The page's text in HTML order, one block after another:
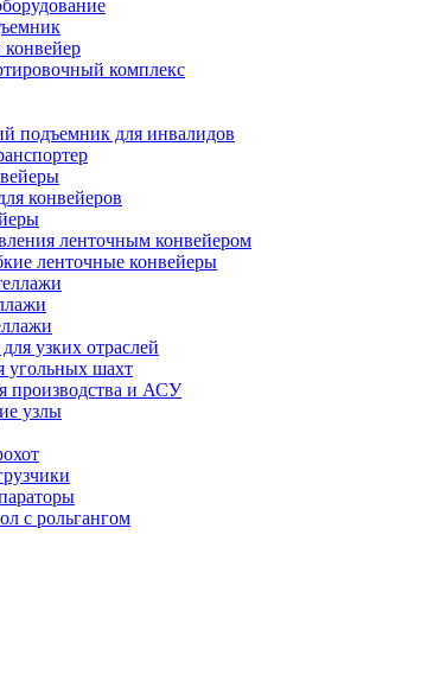
комплекс
подъемник для инвалидов
конвейеров
ленточным конвейером
ленточные конвейеры
узких отраслей
угольных шахт
производства и АСУ
узлы
с рольгангом